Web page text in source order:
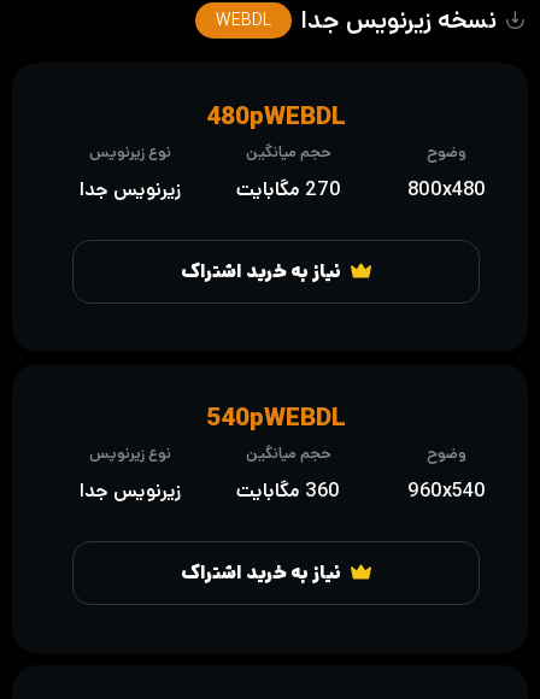
نسخه زیرنویس جدا WEBDL
نیاز به خرید اشتراک
وضوح
800x480
حجم میانگین
270 مگابایت
نوع زیرنویس
زیرنویس جدا
480pWEBDL
نیاز به خرید اشتراک
وضوح
960x540
حجم میانگین
360 مگابایت
نوع زیرنویس
زیرنویس جدا
540pWEBDL